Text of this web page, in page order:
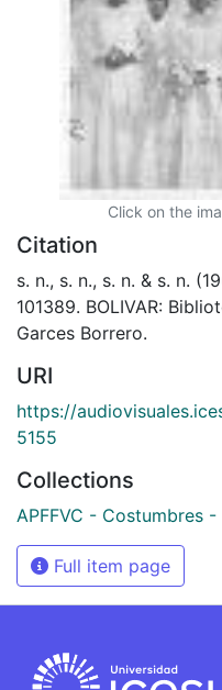
Click on the
Citation
s. n., s. n., s. n. & s. n.
101389. BOLIVAR:
Garces Borrero.
URI
https://
5155
Collections
APFFVC - Costumbres
Full item page